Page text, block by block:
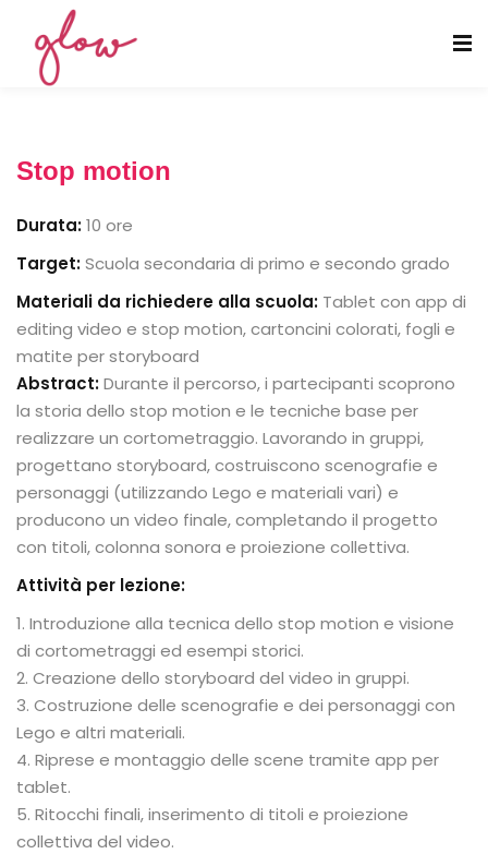
Stop motion
Media e comunicazione digitale
Stop motion
Durata:10 ore
Target:Scuola secondaria di primo e secondo grado
Materiali da richiedere alla scuola: Tablet con app di
editing video e stop motion, cartoncini colorati, fogli e
matite per storyboard
Abstract:Durante il percorso, i partecipanti scoprono
la storia dello stop motion e le tecniche base per
realizzare un cortometraggio. Lavorando in gruppi,
progettano storyboard, costruiscono scenografie e
personaggi (utilizzando Lego e materiali vari) e
producono un video finale, completando il progetto
con titoli, colonna sonora e proiezione collettiva.
Attività per lezione:
1. Introduzione alla tecnica dello stop motion e visione
di cortometraggi ed esempi storici.
2. Creazione dello storyboard del video in gruppi.
3. Costruzione delle scenografie e dei personaggi con
Lego e altri materiali.
4. Riprese e montaggio delle scene tramite app per
tablet.
5. Ritocchi finali, inserimento di titoli e proiezione
collettiva del video.